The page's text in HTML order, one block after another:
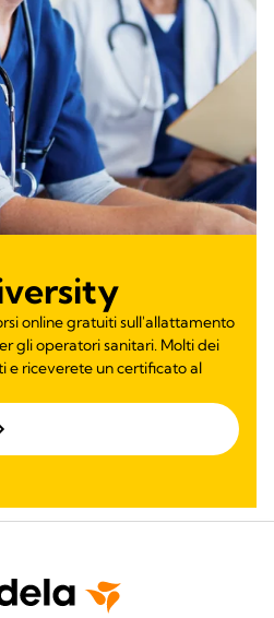
online gratuiti sull'allattamento
gli operatori sanitari. Molti dei
e riceverete un certificato al